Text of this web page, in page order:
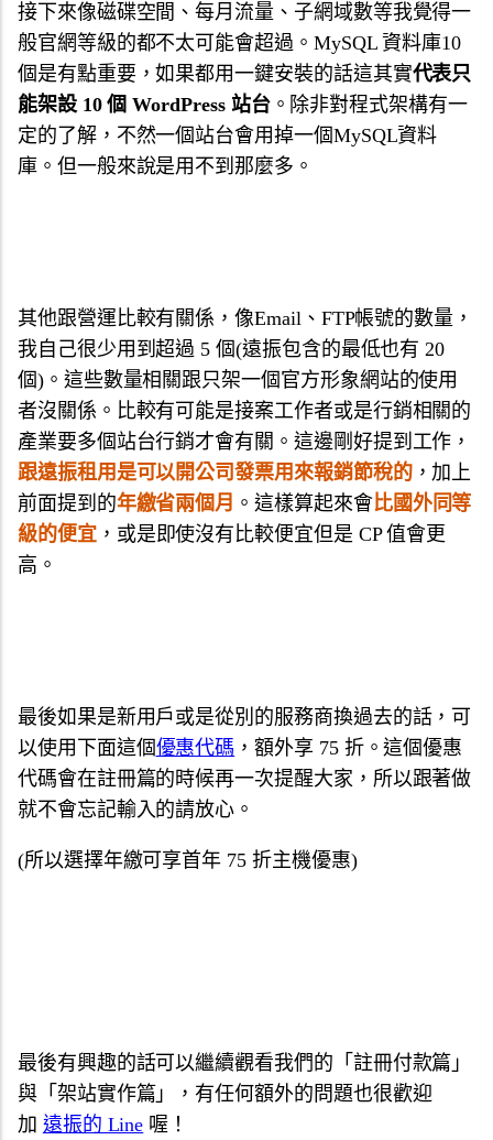
接下來像磁碟空間、每月流量、子網域數等我覺得一
般官網等級的都不太可能會超過。MySQL 資料庫10
個是有點重要，如果都用一鍵安裝的話這其實代表只
能架設 10 個 WordPress 站台。除非對程式架構有一
定的了解，不然一個站台會用掉一個MySQL資料
庫。但一般來說是用不到那麼多。
其他跟營運比較有關係，像Email、FTP帳號的數量，
我自己很少用到超過 5 個(遠振包含的最低也有 20
個)。這些數量相關跟只架一個官方形象網站的使用
者沒關係。比較有可能是接案工作者或是行銷相關的
產業要多個站台行銷才會有關。這邊剛好提到工作，
跟遠振租用是可以開公司發票用來報銷節稅的，加上
前面提到的年繳省兩個月 。這樣算起來會比國外同等
級的便宜，或是即使沒有比較便宜但是 CP 值會更
高。
最後如果是新用戶或是從別的服務商換過去的話，可
以使用下面這個優惠代碼 ，額外享 75 折。這個優惠
代碼會在註冊篇的時候再一次提醒大家，所以跟著做
就不會忘記輸入的請放心。
(所以選擇年繳可享首年 75 折主機優惠)
最後有興趣的話可以繼續觀看我們的「註冊付款篇」
與「架站實作篇」，有任何額外的問題也很歡迎
加 遠振的 Line 喔！